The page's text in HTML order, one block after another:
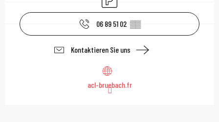
06 89 51 02 ▒▒
Kontaktieren Sie uns
acl-bruebach.fr